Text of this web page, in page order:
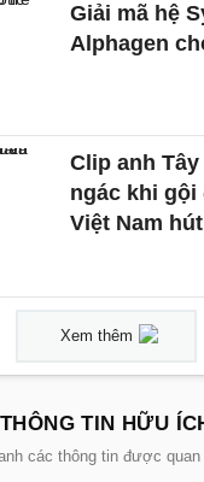
Giải mã hệ
Alphagen
Clip anh
ngác khi gội
Việt Nam
Xem thêm
THÔNG TIN HỮU
các thông tin được